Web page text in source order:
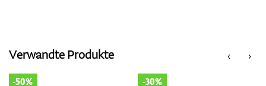
‹
Verwandte Produkte ›
-50% -30%